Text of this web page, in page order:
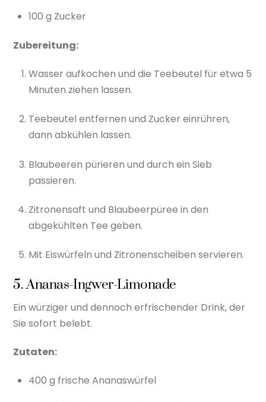
100 g Zucker
Zubereitung:
Wasser aufkochen und die Teebeutel für etwa 5
Minuten ziehen lassen.
Teebeutel entfernen und Zucker einrühren,
dann abkühlen lassen.
Blaubeeren pürieren und durch ein Sieb
passieren.
Zitronensaft und Blaubeerpüree in den
abgekühlten Tee geben.
Mit Eiswürfeln und Zitronenscheiben servieren.
5. Ananas-Ingwer-Limonade
Ein würziger und dennoch erfrischender Drink, der
Sie sofort belebt.
Zutaten:
400 g frische Ananaswürfel